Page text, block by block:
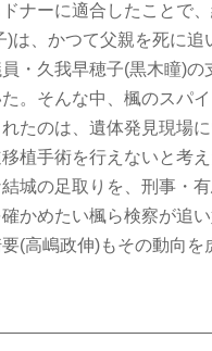
ナーに適合したことで
)は、かつて父親を死に
・久我早穂子(黒木瞳)の
。そんな中、楓のスパ
たのは、遺体発見現場
植手術を行えないと考
城の足取りを、刑事・
かめたい楓ら検察が追
(高嶋政伸)もその動向